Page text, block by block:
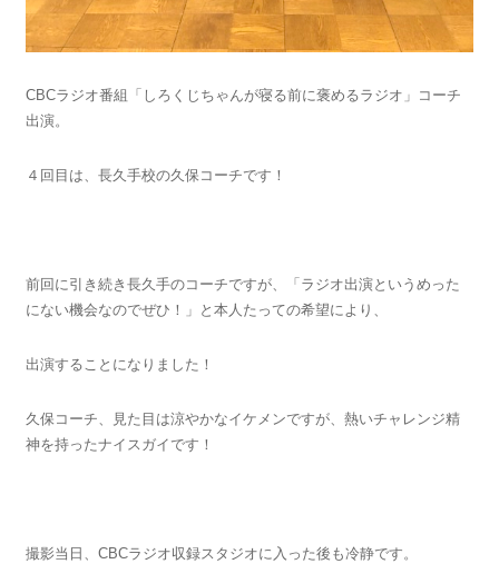
CBCラジオ番組「しろくじちゃんが寝る前に褒めるラジオ」コーチ
出演。
４回目は、長久手校の久保コーチです！
前回に引き続き長久手のコーチですが、「ラジオ出演というめった
にない機会なのでぜひ！」と本人たっての希望により、
出演することになりました！
久保コーチ、見た目は涼やかなイケメンですが、熱いチャレンジ精
神を持ったナイスガイです！
撮影当日、CBCラジオ収録スタジオに入った後も冷静です。